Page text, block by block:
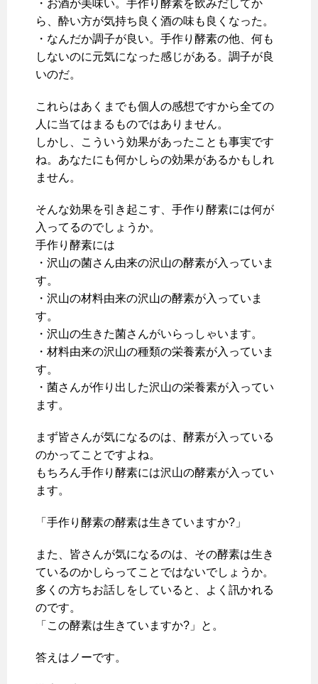
・お酒が美味い。手作り酵素を飲みだしてか
ら、酔い方が気持ち良く酒の味も良くなった。
・なんだか調子が良い。手作り酵素の他、何も
しないのに元気になった感じがある。調子が良
いのだ。
これらはあくまでも個人の感想ですから全ての
人に当てはまるものではありません。
しかし、こういう効果があったことも事実です
ね。あなたにも何かしらの効果があるかもしれ
ません。
そんな効果を引き起こす、手作り酵素には何が
入ってるのでしょうか。
手作り酵素には
・沢山の菌さん由来の沢山の酵素が入っていま
す。
・沢山の材料由来の沢山の酵素が入っていま
す。
・沢山の生きた菌さんがいらっしゃいます。
・材料由来の沢山の種類の栄養素が入っていま
す。
・菌さんが作り出した沢山の栄養素が入ってい
ます。
まず皆さんが気になるのは、酵素が入っている
のかってことですよね。
もちろん手作り酵素には沢山の酵素が入ってい
ます。
「手作り酵素の酵素は生きていますか?」
また、皆さんが気になるのは、その酵素は生き
ているのかしらってことではないでしょうか。
多くの方ちお話しをしていると、よく訊かれる
のです。
「この酵素は生きていますか?」と。
答えはノーです。